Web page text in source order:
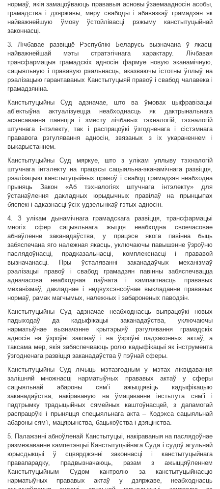
нормаў, якія замацоўваюць прававыя асновы ўзаемаадносін асобы,
грамадства і дзяржавы, меру свабоды і абавязкаў грамадзян як
найважнейшую ўмову ўстойлівасці рэжыму канстытуцыйнай
законнасці.
3. Лічбавае развіццё Рэспублікі Беларусь вызначана ў якасці
найважнейшай мэты стратэгічнага характару. Лічбавая
трансфармацыя грамадскіх адносін фармуе новую эканамічную,
сацыяльную і прававую рэальнасць, аказваючы істотны ўплыў на
рэалізацыю гарантаваных Канстытуцыяй правоў і свабод чалавека і
грамадзяніна.
Канстытуцыйны Суд адзначае, што ва ўмовах цыфравізацыі
аб’ектыўна актуалізуецца неабходнасць як дактрынальнага
асэнсавання паняцця і зместу лічбавых тэхналогій, тэхналогій
штучнага інтэлекту, так і распрацоўкі ўзгодненага і сістэмнага
прававога рэгулявання адносін, звязаных з іх укараненнем і
выкарыстаннем.
Канстытуцыйны Суд мяркуе, што з улікам уплыву тэхналогій
штучнага інтэлекту на працэсы сацыяльна-эканамічнага развіцця,
рэалізацыю канстытуцыйных правоў і свабод грамадзян неабходна
прыняць Закон «Аб тэхналогіях штучнага інтэлекту» для
ўстанаўлення дакладных юрыдычных правілаў на прынцыпах
бяспекі і адказнасці ўсіх удзельнікаў гэтых адносін.
4. З улікам дынамічнага грамадскага развіцця, трансфармацыі
многіх сфер сацыяльнага жыцця неабходна своечасовае
абнаўленне заканадаўства, у працэсе якога павінна быць
забяспечана яго належная якасць, уключаючы павышэнне ўзроўню
паслядоўнасці, прадказальнасці, комплекснасці і прававой
вызначанасці. Пры ўсталяванні заканадаўчых механізмаў
рэалізацыі правоў і свабод грамадзян павінны забяспечвацца
адначасова неабходная паўната і кампактнасць прававых
механізмаў, дакладнае і недвухсэнсоўнае выкладанне прававых
нормаў, рамак магчымых, належных і забароненых паводзін.
Канстытуцыйны Суд адзначае неабходнасць выпрацоўкі новых
падыходаў да кадыфікацыі заканадаўства, уключаючы
нарматыўнае вызначэнне крытэрыяў рэгулявання грамадскіх
адносін на ўзроўні законаў і на ўзроўні падзаконных актаў, а
таксама мер, якія забяспечваюць ролю кадыфікацыі як інструмента
ўзгодненага развіцця заканадаўства ў пэўнай сферы.
Канстытуцыйны Суд лічыць мэтазгодным у мэтах ліквідавання
залішняй множнасці нарматыўных прававых актаў у сферы
сацыяльнай абароны сям’і ажыццявіць кадыфікацыю
заканадаўства, накіраваную на ўмацаванне інстытута сям’і і
падтрымку традыцыйных сямейных каштоўнасцей, з дапамогай
распрацоўкі і прыняцця спецыяльнага акта – Кодэкса сацыяльнай
абароны сям’і, мацярынства, бацькоўства і дзяцінства.
5. Палажэнні абноўленай Канстытуцыі, накіраваныя на паслядоўнае
размежаванне кампетэнцыі Канстытуцыйнага Суда і судоў агульнай
юрысдыкцыі ў сцвярджэнні законнасці і канстытуцыйнага
правапарадку, прадвызначаюць, разам з ажыццяўленнем
Канстытуцыйным Судом кантролю за канстытуцыйнасцю
нарматыўных прававых актаў у дзяржаве, неабходнасць